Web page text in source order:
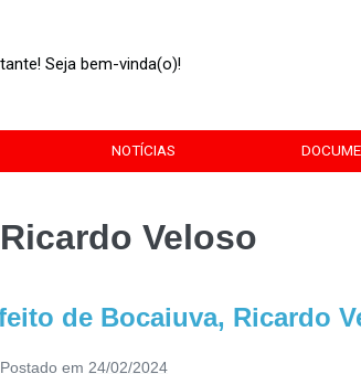
Seja bem-vinda(o)!
NOTÍCIAS
Ricardo Veloso
de Bocaiuva, Ricardo
Postado em 24/02/2024